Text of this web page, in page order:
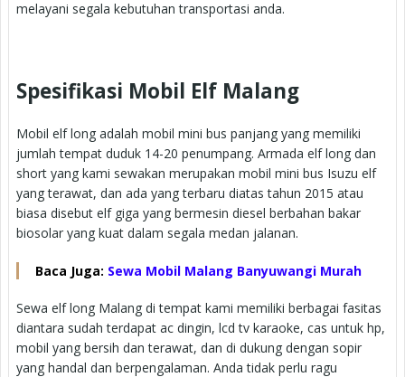
melayani segala kebutuhan transportasi anda.
Spesifikasi Mobil Elf Malang
Mobil elf long adalah mobil mini bus panjang yang memiliki
jumlah tempat duduk 14-20 penumpang. Armada elf long dan
short yang kami sewakan merupakan mobil mini bus Isuzu elf
yang terawat, dan ada yang terbaru diatas tahun 2015 atau
biasa disebut elf giga yang bermesin diesel berbahan bakar
biosolar yang kuat dalam segala medan jalanan.
Baca Juga: Sewa Mobil Malang Banyuwangi Murah
Sewa elf long Malang di tempat kami memiliki berbagai fasitas
diantara sudah terdapat ac dingin, lcd tv karaoke, cas untuk hp,
mobil yang bersih dan terawat, dan di dukung dengan sopir
yang handal dan berpengalaman. Anda tidak perlu ragu